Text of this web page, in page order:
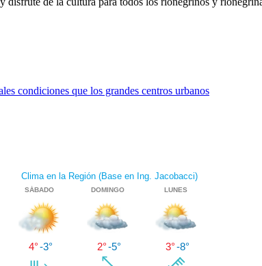
condiciones que los grandes centros urbanos